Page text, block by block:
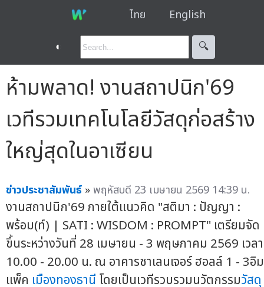
ไทย English
◐ 🔍︎
ห้ามพลาด! งานสถาปนิก'69
เวทีรวมเทคโนโลยีวัสดุก่อสร้าง
ใหญ่สุดในอาเซียน
ข่าวประชาสัมพันธ์ »พฤหัสบดี 23 เมษายน 2569 14:39 น.
งานสถาปนิก'69 ภายใต้แนวคิด "สติมา : ปัญญา :
พร้อม(ท์) | SATI : WISDOM : PROMPT" เตรียมจัด
ขึ้นระหว่างวันที่ 28 เมษายน - 3 พฤษภาคม 2569 เวลา
10.00 - 20.00 น. ณ อาคารชาเลนเจอร์ ฮอลล์ 1 - 3อิม
แพ็ค เมืองทองธานี โดยเป็นเวทีรวบรวมนวัตกรรมวัสดุ